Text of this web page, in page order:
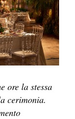
ore la stessa
cerimonia.